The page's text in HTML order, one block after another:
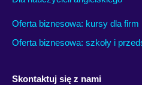
Oferta biznesowa: kursy dla firm
Oferta biznesowa: szkoły i
Skontaktuj się z nami